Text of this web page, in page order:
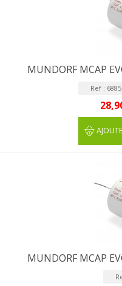
MUNDORF MCAP
Ref : 6885
MUNDORF MCAP